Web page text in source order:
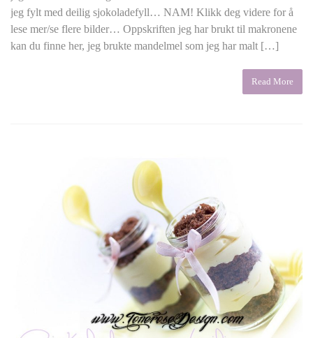
jeg fylt med deilig sjokoladefyll… NAM! Klikk deg videre for å
lese mer/se flere bilder… Oppskriften jeg har brukt til makronene
kan du finne her, jeg brukte mandelmel som jeg har malt […]
Read More